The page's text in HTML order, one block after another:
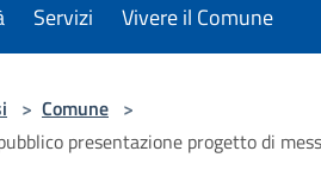
Servizi Vivere il Comune
> Comune >
presentazione progetto di